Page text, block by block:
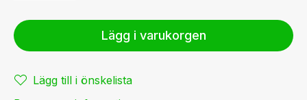
Lägg i varukorgen
Lägg till i önskelista